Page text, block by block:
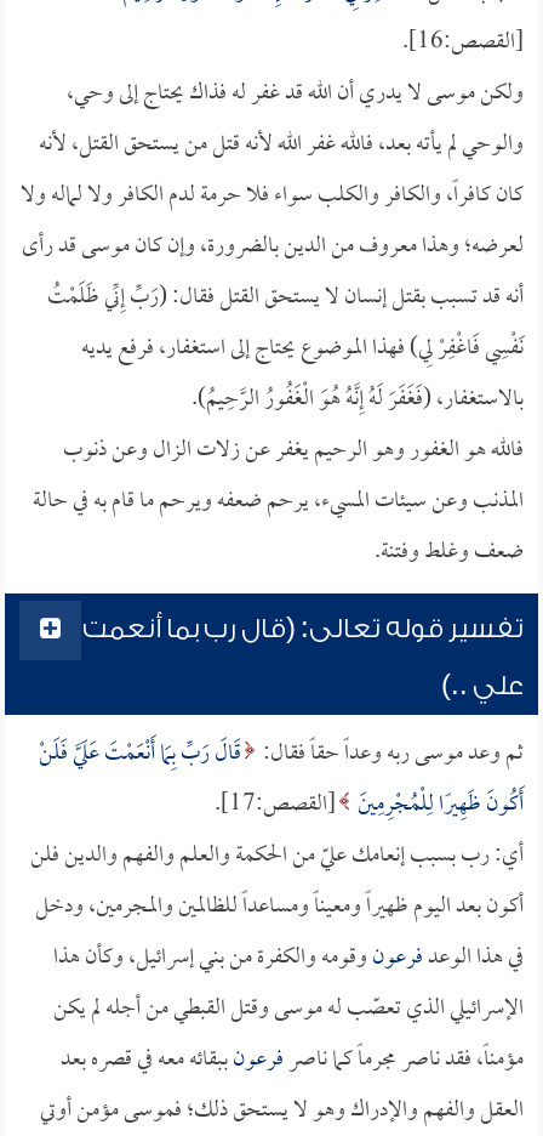
[القصص:16].
ولكن موسى لا يدري أن الله قد غفر له فذاك يحتاج إلى وحي،
والوحي لم يأته بعد، فالله غفر الله لأنه قتل من يستحق القتل، لأنه
كان كافراً، والكافر والكلب سواء فلا حرمة لدم الكافر ولا لماله ولا
لعرضه؛ وهذا معروف من الدين بالضرورة، وإن كان موسى قد رأى
أنه قد تسبب بقتل إنسان لا يستحق القتل فقال: (رَبِّ إِنِّي ظَلَمْتُ
نَفْسِي فَاغْفِرْ لِي) فهذا الموضوع يحتاج إلى استغفار، فرفع يديه
بالاستغفار، (فَغَفَرَ لَهُ إِنَّهُ هُوَ الْغَفُورُ الرَّحِيمُ).
فالله هو الغفور وهو الرحيم يغفر عن زلات الزال وعن ذنوب
المذنب وعن سيئات المسيء، يرحم ضعفه ويرحم ما قام به في حالة
ضعف وغلط وفتنة.
تفسير قوله تعالى: (قال رب بما أنعمت
علي ..)
ثم وعد موسى ربه وعداً حقاً فقال: قَالَ رَبِّ بِمَا أَنْعَمْتَ عَلَيَّ فَلَنْ
أَكُونَ ظَهِيرًا لِلْمُجْرِمِينَ [القصص:17].
أي: رب بسبب إنعامك عليّ من الحكمة والعلم والفهم والدين فلن
أكون بعد اليوم ظهيراً ومعيناً ومساعداً للظالمين والمجرمين، ودخل
في هذا الوعدفرعونوقومه والكفرة من بني إسرائيل، وكأن هذا
الإسرائيلي الذي تعصّب له موسى وقتل القبطي من أجله لم يكن
مؤمناً، فقد ناصر مجرماً كما ناصرفرعونببقائه معه في قصره بعد
العقل والفهم والإدراك وهو لا يستحق ذلك؛ فموسى مؤمن أوتي